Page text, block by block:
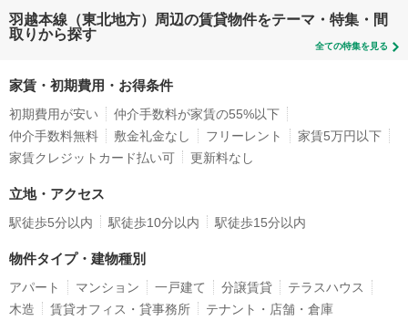
羽越本線（東北地方）周辺の賃貸物件をテーマ・特集・間
取りから探す
全ての特集を見る
家賃・初期費用・お得条件
初期費用が安い
仲介手数料が家賃の55%以下
仲介手数料無料
敷金礼金なし フリーレント
家賃5万円以下
家賃クレジットカード払い可
更新料なし
立地・アクセス
駅徒歩5分以内 駅徒歩10分以内 駅徒歩15分以内
物件タイプ・建物種別
アパート マンション 一戸建て 分譲賃貸
テラスハウス
木造
賃貸オフィス・貸事務所 テナント・店舗・倉庫